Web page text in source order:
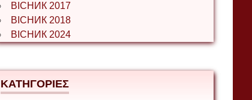
ВІСНИК 2017
ВІСНИК 2018
ВІСНИК 2024
ΚΑΤΗΓΟΡΙΕΣ